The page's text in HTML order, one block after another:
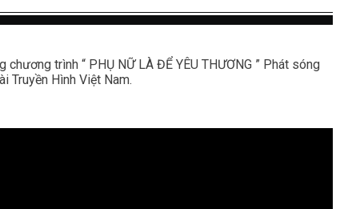
chương trình “ PHỤ NỮ LÀ ĐỂ YÊU THƯƠNG ” Phát sóng
Truyền Hình Việt Nam.